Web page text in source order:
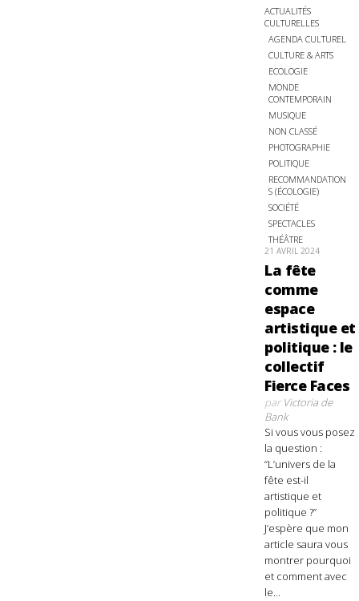
ACTUALITÉS
CULTURELLES
AGENDA CULTUREL
CULTURE & ARTS
ECOLOGIE
MONDE
CONTEMPORAIN
MUSIQUE
NON CLASSÉ
PHOTOGRAPHIE
POLITIQUE
RECOMMANDATION
S (ÉCOLOGIE)
SOCIÉTÉ
SPECTACLES
THÉÂTRE
21 AVRIL 2024
La fête
comme
espace
artistique et
politique : le
collectif
Fierce Faces
parVictoria de
Bank
Si vous vous posez
la question :
“L’univers de la
fête est-il
artistique et
politique ?”
J’espère que mon
article saura vous
montrer pourquoi
et comment avec
le...